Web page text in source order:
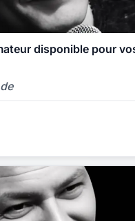
disponible pour